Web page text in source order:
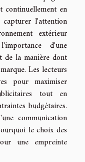
continuellement en
l'attention
extérieur
d'une
de la manière dont
Les lecteurs
pour maximiser
tout en
budgétaires.
communication
le choix des
une empreinte